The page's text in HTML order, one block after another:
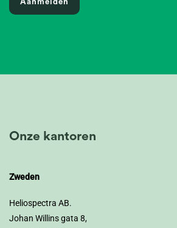
Onze kantoren
Zweden
Heliospectra AB.
Johan Willins gata 8,